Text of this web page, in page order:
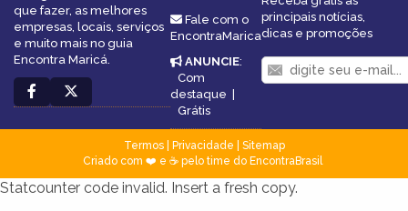
que fazer, as melhores
empresas, locais, serviços
e muito mais no guia
Encontra Maricá.
Fale com o
EncontraMarica
ANUNCIE:
Com
destaque |
Grátis
principais notícias,
dicas e promoções
Termos| Privacidade
Sitemap
Criado com ❤️ e ☕ pelo time do EncontraBrasil
Statcounter code invalid. Insert a fresh copy.